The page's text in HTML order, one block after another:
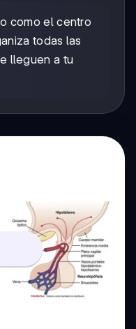
como el centro
todas las
lleguen a tu